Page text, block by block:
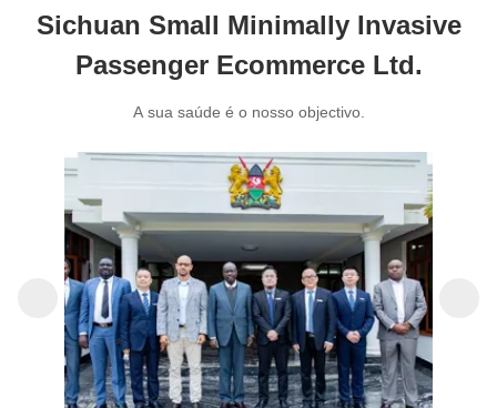
Sichuan Small Minimally Invasive
Passenger Ecommerce Ltd.
A sua saúde é o nosso objectivo.